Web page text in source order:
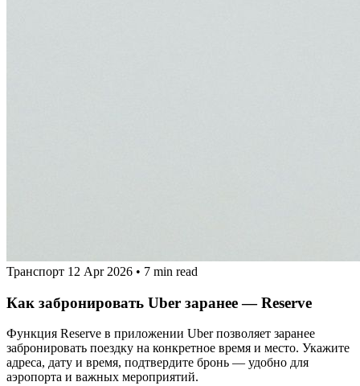
Транспорт 12 Apr 2026 • 7 min read
Как забронировать Uber заранее — Reserve
Функция Reserve в приложении Uber позволяет заранее
забронировать поездку на конкретное время и место. Укажите
адреса, дату и время, подтвердите бронь — удобно для
аэропорта и важных мероприятий.